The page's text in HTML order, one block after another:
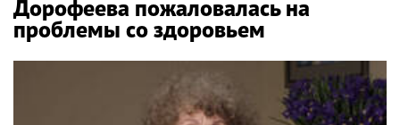
Дорофеева пожаловалась на
проблемы со здоровьем